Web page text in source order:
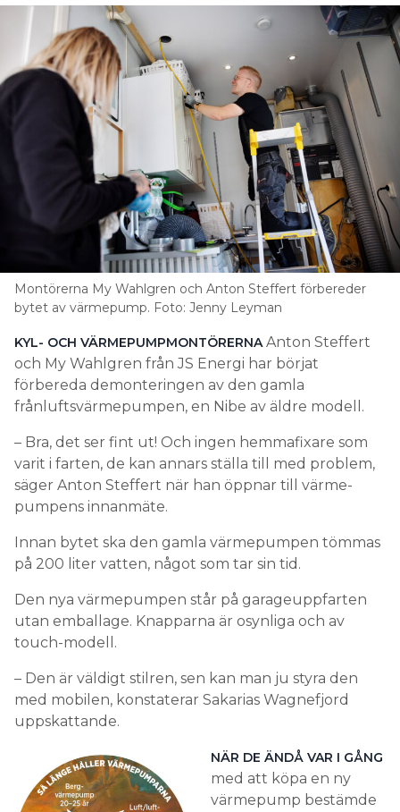
Montörerna My Wahlgren och Anton Steffert förbereder
bytet av värmepump. Foto: Jenny Leyman
KYL- OCH VÄRMEPUMPMONTÖRERNAAnton Steffert
och My Wahlgren från JS Energi har börjat
förbereda demonteringen av den gamla
frånluftsvärmepumpen, en Nibe av äldre modell.
– Bra, det ser fint ut! Och ingen hemmafixare som
varit i farten, de kan annars ställa till med problem,
säger Anton Steffert när han öppnar till värme-
pumpens innanmäte.
Innan bytet ska den gamla värmepumpen tömmas
på 200 liter vatten, något som tar sin tid.
Den nya värmepumpen står på garageuppfarten
utan emballage. Knapparna är osynliga och av
touch-modell.
– Den är väldigt stilren, sen kan man ju styra den
med mobilen, konstaterar Sakarias Wagnefjord
uppskattande.
NÄR DE ÄNDÅ VAR I GÅNG
med att köpa en ny
värmepump bestämde